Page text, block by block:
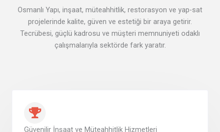
Osmanlı Yapı, inşaat, müteahhitlik, restorasyon ve yap-sat
projelerinde kalite, güven ve estetiği bir araya getirir.
Tecrübesi, güçlü kadrosu ve müşteri memnuniyeti odaklı
çalışmalarıyla sektörde fark yaratır.
Güvenilir İnşaat ve Müteahhitlik Hizmetleri